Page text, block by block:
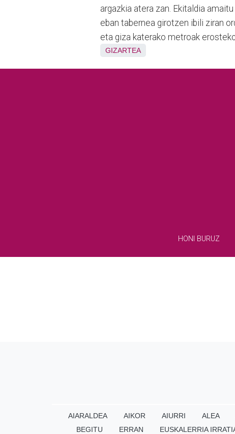
argazkia atera zan. Ekitaldia
eban tabernea girotzen ibili ziran
eta giza katerako metroak
GIZARTEA
HONI BURUZ
AIARALDEA AIKOR AIURRI ALEA
BEGITU
ERRAN EUSKALERRIA